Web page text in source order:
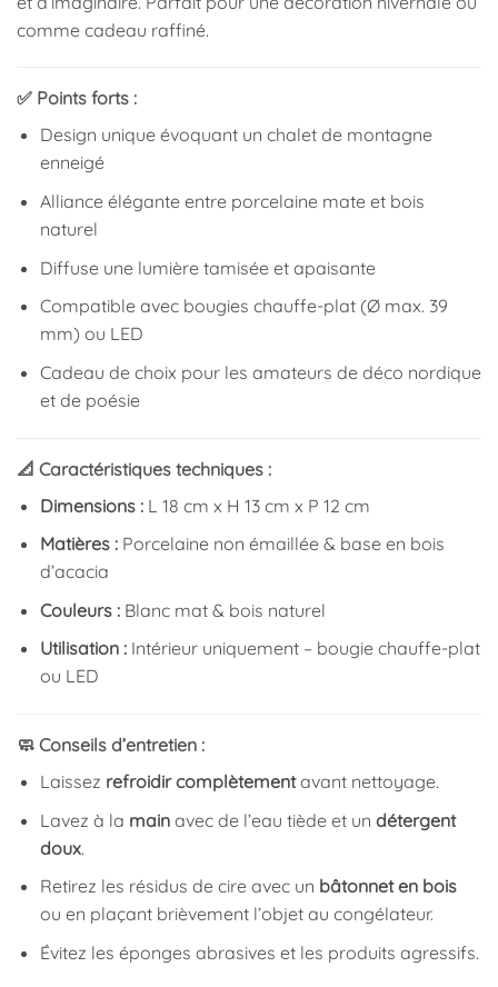
comme cadeau raffiné.
✅ Points forts :
Design unique évoquant un chalet de montagne
enneigé
Alliance élégante entre porcelaine mate et bois
naturel
Diffuse une lumière tamisée et apaisante
Compatible avec bougies chauffe-plat (Ø max. 39
mm) ou LED
Cadeau de choix pour les amateurs de déco nordique
et de poésie
📐 Caractéristiques techniques :
Dimensions :L 18 cm x H 13 cm x P 12 cm
Matières :Porcelaine non émaillée & base en bois
d’acacia
Couleurs :Blanc mat & bois naturel
Utilisation :Intérieur uniquement – bougie chauffe-plat
ou LED
🧼 Conseils d’entretien :
Laissez refroidir complètementavant nettoyage.
Lavez à la mainavec de l’eau tiède et un détergent
doux.
Retirez les résidus de cire avec un bâtonnet en bois
ou en plaçant brièvement l’objet au congélateur.
Évitez les éponges abrasives et les produits agressifs.